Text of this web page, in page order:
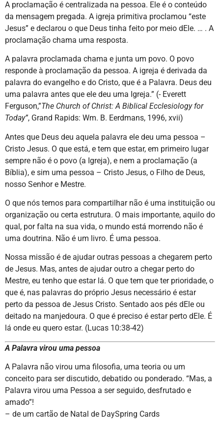
A proclamação é centralizada na pessoa. Ele é o conteúdo
da mensagem pregada. A igreja primitiva proclamou “este
Jesus” e declarou o que Deus tinha feito por meio dEle. … . A
proclamação chama uma resposta.
A palavra proclamada chama e junta um povo. O povo
responde à proclamação da pessoa. A igreja é derivada da
palavra do evangelho e do Cristo, que é a Palavra. Deus deu
uma palavra antes que ele deu uma Igreja.” (- Everett
Ferguson,”The Church of Christ: A Biblical Ecclesiology for
Today”, Grand Rapids: Wm. B. Eerdmans, 1996, xvii)
Antes que Deus deu aquela palavra ele deu uma pessoa –
Cristo Jesus. O que está, e tem que estar, em primeiro lugar
sempre não é o povo (a Igreja), e nem a proclamação (a
Bíblia), e sim uma pessoa – Cristo Jesus, o Filho de Deus,
nosso Senhor e Mestre.
O que nós temos para compartilhar não é uma instituição ou
organização ou certa estrutura. O mais importante, aquilo do
qual, por falta na sua vida, o mundo está morrendo não é
uma doutrina. Não é um livro. É uma pessoa.
Nossa missão é de ajudar outras pessoas a chegarem perto
de Jesus. Mas, antes de ajudar outro a chegar perto do
Mestre, eu tenho que estar lá. O que tem que ter prioridade, o
que é, nas palavras do próprio Jesus necessário é estar
perto da pessoa de Jesus Cristo. Sentado aos pés dEle ou
deitado na manjedoura. O que é preciso é estar perto dEle. É
lá onde eu quero estar. (Lucas 10:38-42)
A Palavra virou uma pessoa
A Palavra não virou uma filosofia, uma teoria ou um
conceito para ser discutido, debatido ou ponderado. “Mas, a
Palavra virou uma Pessoa a ser seguido, desfrutado e
amado”!
– de um cartão de Natal de DaySpring Cards